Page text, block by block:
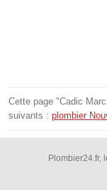
Cette page "Cadic
suivants : plombier
Plombier24.fr,